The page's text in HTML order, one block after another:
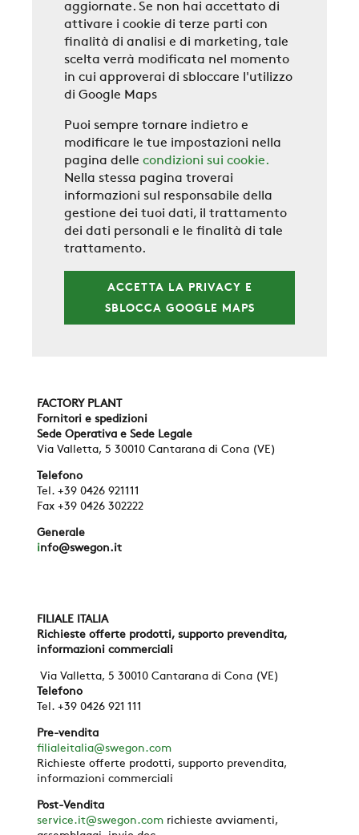
aggiornate. Se non hai accettato di
attivare i cookie di terze parti con
finalità di analisi e di marketing, tale
scelta verrà modificata nel momento
in cui approverai di sbloccare l'utilizzo
di Google Maps
Puoi sempre tornare indietro e
modificare le tue impostazioni nella
pagina dellecondizioni sui cookie.
Nella stessa pagina troverai
informazioni sul responsabile della
gestione dei tuoi dati, il trattamento
dei dati personali e le finalità di tale
trattamento.
ACCETTA LA PRIVACY E
SBLOCCA GOOGLE MAPS
FACTORY PLANT
Fornitori e spedizioni
Sede Operativa e Sede Legale
Via Valletta, 5 30010 Cantarana di Cona (VE)
Telefono
Tel. +39 0426 921111
Fax +39 0426 302222
Generale
info@swegon.it
FILIALE ITALIA
Richieste offerte prodotti, supporto prevendita,
informazioni commerciali
Via Valletta, 5 30010 Cantarana di Cona (VE)
Telefono
Tel. +39 0426 921 111
Pre-vendita
filialeitalia@swegon.com
Richieste offerte prodotti, supporto prevendita,
informazioni commerciali
Post-Vendita
service.it@swegon.comrichieste avviamenti,